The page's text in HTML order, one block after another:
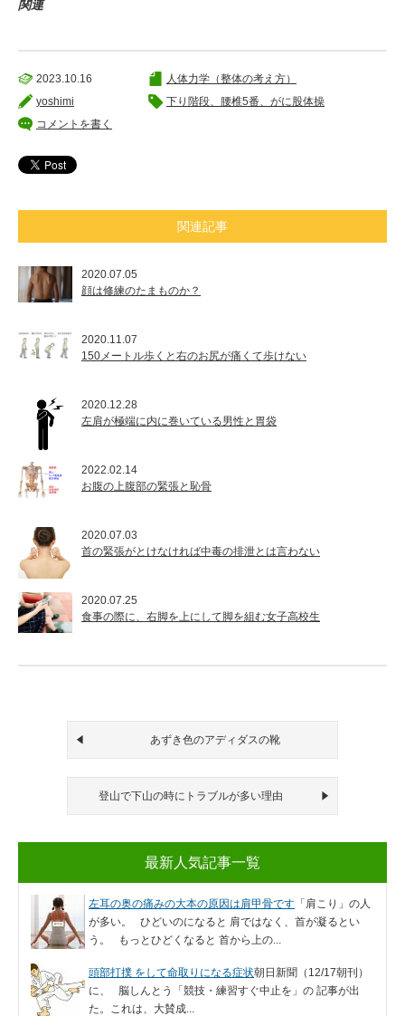
関連
2023.10.16
yoshimi
コメントを書く
人体力学（整体の考え方）
下り階段、腰椎5番、がに股体操
関連記事
2020.07.05
顔は修練のたまものか？
2020.11.07
150メートル歩くと右のお尻が痛くて歩けない
2020.12.28
左肩が極端に内に巻いている男性と胃袋
2022.02.14
お腹の上腹部の緊張と恥骨
2020.07.03
首の緊張がとけなければ中毒の排泄とは言わない
2020.07.25
食事の際に、右脚を上にして脚を組む女子高校生
あずき色のアディダスの靴
登山で下山の時にトラブルが多い理由
最新人気記事一覧
左耳の奥の痛みの大本の原因は肩甲骨です 「肩こり」の人
が多い。 ひどいのになると 肩ではなく、首が凝るとい
う。 もっとひどくなると 首から上の...
頭部打撲 をして命取りになる症状朝日新聞（12/17朝刊）
に、 脳しんとう「競技・練習すぐ中止を」の 記事が出
た。これは、大賛成...